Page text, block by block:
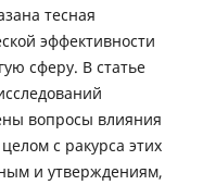
тесная
эффективности
сферу. В статье
вопросы влияния
с ракурса этих
и утверждениям,